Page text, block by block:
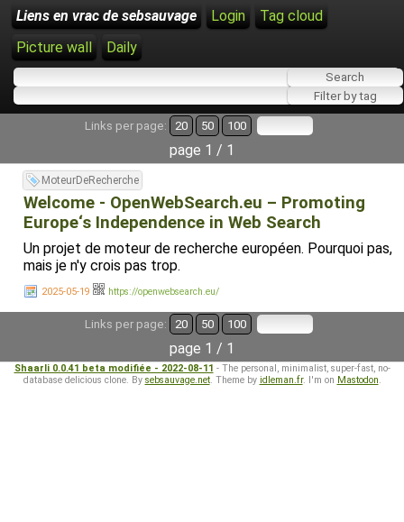
Liens en vrac de sebsauvage Login
Tag cloud
Picture wall
Daily
Links per page: 20 50 100
page 1 / 1
MoteurDeRecherche
Welcome - OpenWebSearch.eu – Promoting
Europe‘s Independence in Web Search
Un projet de moteur de recherche européen. Pourquoi pas,
mais je n'y crois pas trop.
2025-05-19 https://openwebsearch.eu/
Links per page: 20 50 100
page 1 / 1
Shaarli 0.0.41 beta modifiée - 2022-08-11 - The personal, minimalist, super-fast, no-
database delicious clone. By sebsauvage.net. Theme by idleman.fr. I'm on Mastodon.